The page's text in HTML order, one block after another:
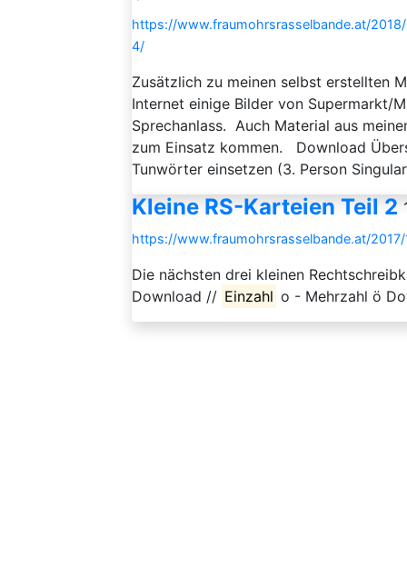
https://www.fraumohrsrasselbande.at/
4/
Zusätzlich zu meinen selbst erstellten
Internet einige Bilder von Supermarkt/
Sprechanlass. Auch Material aus
zum Einsatz kommen. Download
Tunwörter einsetzen (3. Person
Kleine RS-Karteien Teil 2
https://www.fraumohrsrasselbande.at/
Die nächsten drei kleinen
Download // Einzahl o - Mehrzahl ö